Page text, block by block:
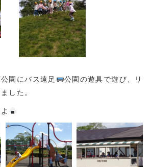
園にバス遠足
公園の遊具で遊び、リ
した。